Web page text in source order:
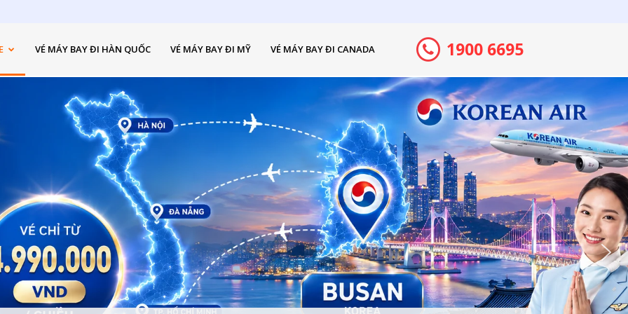
VÉ MÁY BAY ĐI HÀN QUỐC VÉ MÁY BAY ĐI MỸ VÉ MÁY BAY ĐI CANADA 1900 6695